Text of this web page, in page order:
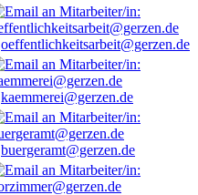
oeffentlichkeitsarbeit@gerzen.de
kaemmerei@gerzen.de
buergeramt@gerzen.de